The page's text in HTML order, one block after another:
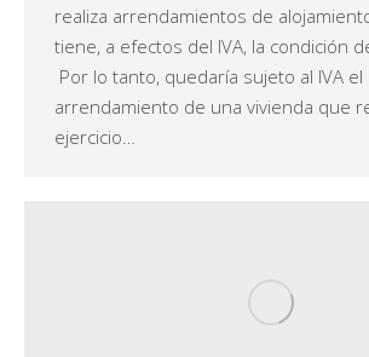
realiza arrendamientos de
tiene, a efectos del IVA, la condición
Por lo tanto, quedaría sujeto al IVA el
arrendamiento de una vivienda que
ejercicio…